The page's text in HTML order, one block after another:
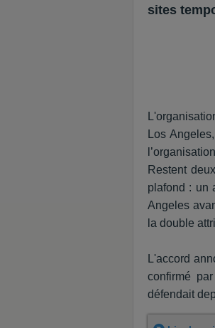
sites
Los
Restent
plafond : un
Angeles
la double
L'accord
confirmé
défendait